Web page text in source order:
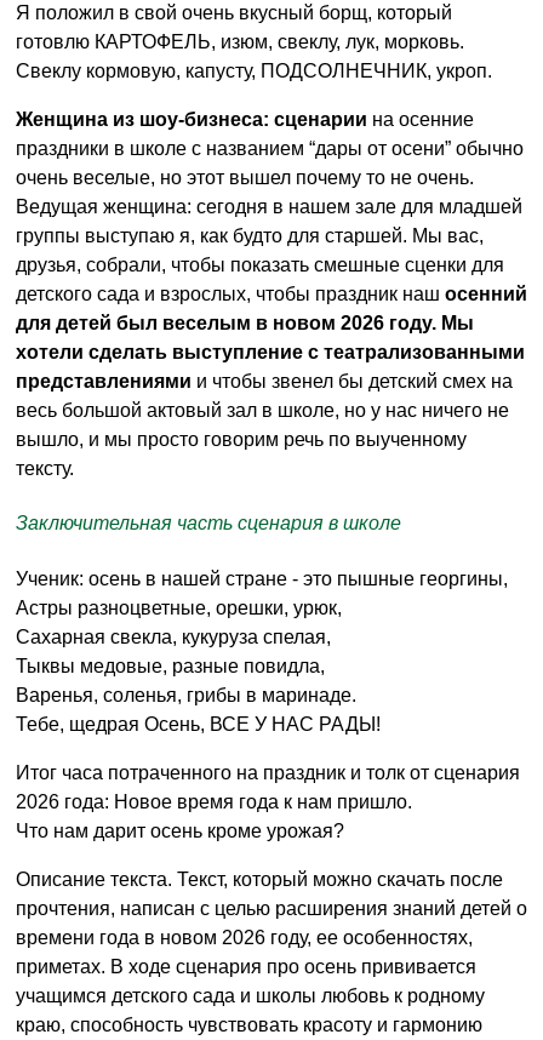
Я положил в свой очень вкусный борщ, который
готовлю КАРТОФЕЛЬ, изюм, свеклу, лук, морковь.
Свеклу кормовую, капусту, ПОДСОЛНЕЧНИК, укроп.
Женщина из шоу-бизнеса: сценарии на осенние
праздники в школе с названием “дары от осени” обычно
очень веселые, но этот вышел почему то не очень.
Ведущая женщина: сегодня в нашем зале для младшей
группы выступаю я, как будто для старшей. Мы вас,
друзья, собрали, чтобы показать смешные сценки для
детского сада и взрослых, чтобы праздник наш осенний
для детей был веселым в новом 2026 году. Мы
хотели сделать выступление с театрализованными
представлениями и чтобы звенел бы детский смех на
весь большой актовый зал в школе, но у нас ничего не
вышло, и мы просто говорим речь по выученному
тексту.
Заключительная часть сценария в школе
Ученик: осень в нашей стране - это пышные георгины,
Астры разноцветные, орешки, урюк,
Сахарная свекла, кукуруза спелая,
Тыквы медовые, разные повидла,
Варенья, соленья, грибы в маринаде.
Тебе, щедрая Осень, ВСЕ У НАС РАДЫ!
Итог часа потраченного на праздник и толк от сценария
2026 года: Новое время года к нам пришло.
Что нам дарит осень кроме урожая?
Описание текста. Текст, который можно скачать после
прочтения, написан с целью расширения знаний детей о
времени года в новом 2026 году, ее особенностях,
приметах. В ходе сценария про осень прививается
учащимся детского сада и школы любовь к родному
краю, способность чувствовать красоту и гармонию